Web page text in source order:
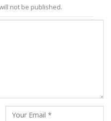
not be published.